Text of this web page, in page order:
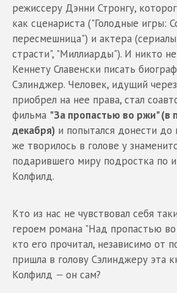
режиссеру Дэнни Стронгу,
как сценариста ("Голодные игры:
пересмешница") и актера
страсти", "Миллиарды"). И никто
Кеннету Славенски писать
Сэлинджер. Человек, идущий
приобрел на нее права, стал
фильма "За пропастью во ржи" (в
декабря) и попытался донести до
же творилось в голове у
подарившего миру подростка по
Колфилд.
Кто из нас не чувствовал себя
героем романа "Над пропастью
кто его прочитал, независимо от
пришла в голову Сэлинджеру эта
Колфилд — он сам?